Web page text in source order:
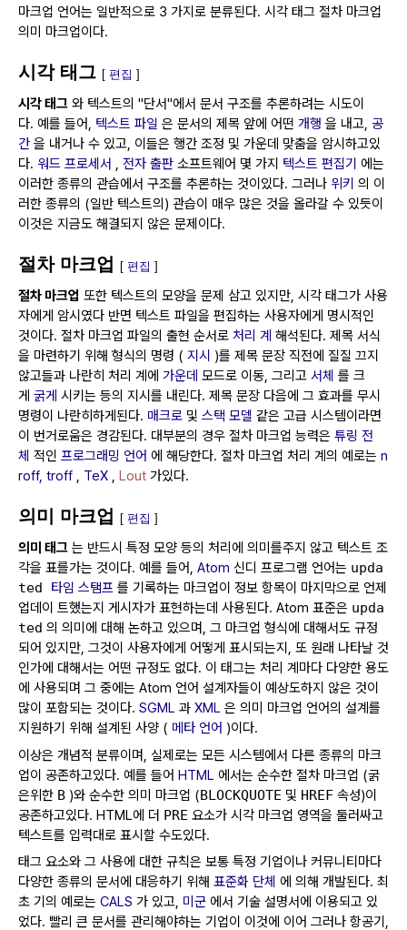
마크업 언어는 일반적으로 3 가지로 분류된다. 시각 태그 절차 마크업
의미 마크업이다.
시각 태그 [ 편집 ]
시각 태그 와 텍스트의 "단서"에서 문서 구조를 추론하려는 시도이
다. 예를 들어, 텍스트 파일 은 문서의 제목 앞에 어떤 개행 을 내고, 공
간 을 내거나 수 있고, 이들은 행간 조정 및 가운데 맞춤을 암시하고있
다. 워드 프로세서 , 전자 출판 소프트웨어 몇 가지 텍스트 편집기 에는
이러한 종류의 관습에서 구조를 추론하는 것이있다. 그러나 위키 의 이
러한 종류의 (일반 텍스트의) 관습이 매우 많은 것을 올라갈 수 있듯이
이것은 지금도 해결되지 않은 문제이다.
절차 마크업 [ 편집 ]
절차 마크업 또한 텍스트의 모양을 문제 삼고 있지만, 시각 태그가 사용
자에게 암시였다 반면 텍스트 파일을 편집하는 사용자에게 명시적인
것이다. 절차 마크업 파일의 출현 순서로 처리 계 해석된다. 제목 서식
을 마련하기 위해 형식의 명령 ( 지시 )를 제목 문장 직전에 질질 끄지
않고들과 나란히 처리 계에 가운데 모드로 이동, 그리고 서체 를 크
게 굵게 시키는 등의 지시를 내린다. 제목 문장 다음에 그 효과를 무시
명령이 나란히하게된다. 매크로 및 스택 모델 같은 고급 시스템이라면
이 번거로움은 경감된다. 대부분의 경우 절차 마크업 능력은 튜링 전
체 적인 프로그래밍 언어 에 해당한다. 절차 마크업 처리 계의 예로는 n
roff, troff , TeX , Lout 가있다.
의미 마크업 [ 편집 ]
의미 태그 는 반드시 특정 모양 등의 처리에 의미를주지 않고 텍스트 조
각을 표를가는 것이다. 예를 들어, Atom 신디 프로그램 언어는 upda
ted 타임 스탬프 를 기록하는 마크업이 정보 항목이 마지막으로 언제
업데이 트했는지 게시자가 표현하는데 사용된다. Atom 표준은 upda
ted 의 의미에 대해 논하고 있으며, 그 마크업 형식에 대해서도 규정
되어 있지만, 그것이 사용자에게 어떻게 표시되는지, 또 원래 나타날 것
인가에 대해서는 어떤 규정도 없다. 이 태그는 처리 계마다 다양한 용도
에 사용되며 그 중에는 Atom 언어 설계자들이 예상도하지 않은 것이
많이 포함되는 것이다. SGML 과 XML 은 의미 마크업 언어의 설계를
지원하기 위해 설계된 사양 ( 메타 언어 )이다.
이상은 개념적 분류이며, 실제로는 모든 시스템에서 다른 종류의 마크
업이 공존하고있다. 예를 들어 HTML 에서는 순수한 절차 마크업 (굵
은위한 B )와 순수한 의미 마크업 (BLOCKQUOTE 및 HREF 속성)이
공존하고있다. HTML에 더 PRE 요소가 시각 마크업 영역을 둘러싸고
텍스트를 입력대로 표시할 수도있다.
태그 요소와 그 사용에 대한 규칙은 보통 특정 기업이나 커뮤니티마다
다양한 종류의 문서에 대응하기 위해 표준화 단체 에 의해 개발된다. 최
초 기의 예로는 CALS 가 있고, 미군 에서 기술 설명서에 이용되고 있
었다. 빨리 큰 문서를 관리해야하는 기업이 이것에 이어 그러나 항공기,